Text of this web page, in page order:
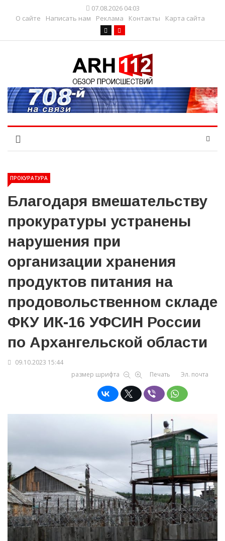
07.08.2026 04:03
О сайте
Написать нам Реклама Контакты Карта сайта
ПРОКУРАТУРА
Благодаря вмешательству
прокуратуры устранены
нарушения при
организации хранения
продуктов питания на
продовольственном складе
ФКУ ИК-16 УФСИН России
по Архангельской области
09.10.2023 15:44
размер шрифта
Печать Эл. почта